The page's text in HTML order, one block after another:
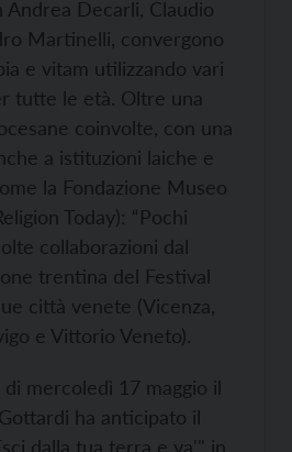
Andrea Decarli, Claudio
Martinelli, convergono
e vitam utilizzando vari
tutte le età. Oltre una
coinvolte, con una
a istituzioni laiche e
la Fondazione Museo
Today): “Pochi
collaborazioni dal
trentina del Festival
città venete (Vicenza,
e Vittorio Veneto).
mercoledì 17 maggio il
ha anticipato il
dalla tua terra e va'" in